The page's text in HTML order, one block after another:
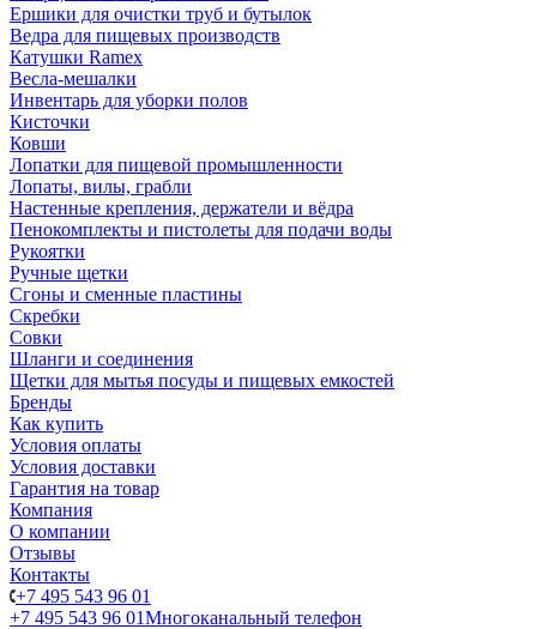
Ершики для очистки труб и бутылок
Ведра для пищевых производств
Катушки Ramex
Весла-мешалки
Инвентарь для уборки полов
Кисточки
Ковши
Лопатки для пищевой промышленности
Лопаты, вилы, грабли
Настенные крепления, держатели и вёдра
Пенокомплекты и пистолеты для подачи воды
Рукоятки
Ручные щетки
Сгоны и сменные пластины
Скребки
Совки
Шланги и соединения
Щетки для мытья посуды и пищевых емкостей
Бренды
Как купить
Условия оплаты
Условия доставки
Гарантия на товар
Компания
О компании
Отзывы
Контакты
+7 495 543 96 01
+7 495 543 96 01Многоканальный телефон